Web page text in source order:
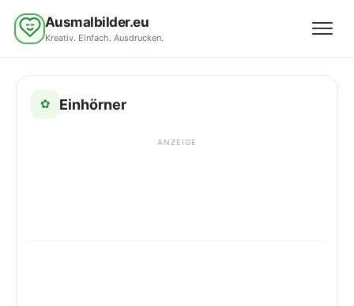
Ausmalbilder.eu
Kreativ. Einfach. Ausdrucken.
✿ Einhörner
ANZEIGE